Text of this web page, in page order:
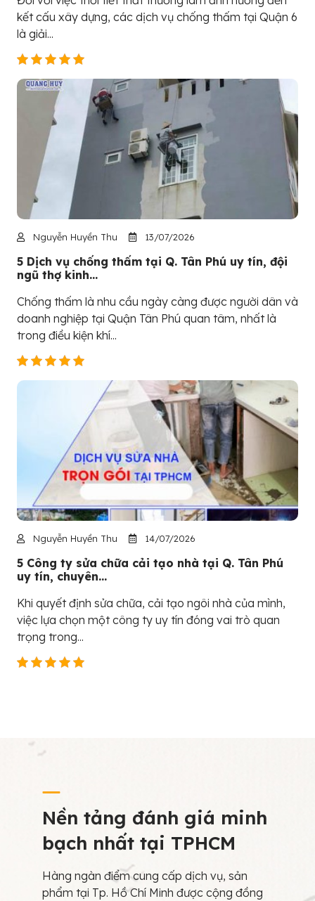
kết cấu xây dựng, các dịch vụ chống thấm tại Quận 6
là giải...
Nguyễn Huyền Thu 13/07/2026
5 Dịch vụ chống thấm tại Q. Tân Phú uy tín, đội
ngũ thợ kinh...
Chống thấm là nhu cầu ngày càng được người dân và
doanh nghiệp tại Quận Tân Phú quan tâm, nhất là
trong điều kiện khí...
Nguyễn Huyền Thu 14/07/2026
5 Công ty sửa chữa cải tạo nhà tại Q. Tân Phú
uy tín, chuyên...
Khi quyết định sửa chữa, cải tạo ngôi nhà của mình,
việc lựa chọn một công ty uy tín đóng vai trò quan
trọng trong...
Nền tảng đánh giá minh
bạch nhất tại TPHCM
Hàng ngàn điểm cung cấp dịch vụ, sản
phẩm tại Tp. Hồ Chí Minh được cộng đồng